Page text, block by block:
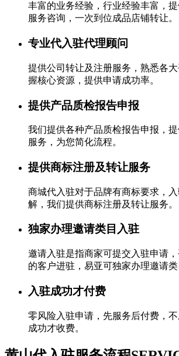
丰富的业务经验，行业经验丰富，
服务咨询，一次到位成品店铺转让。
专业代入驻代理顾问
提供公司转让及注册服务，熟悉各
握核心资源，提供申请成功率。
提供产品质检报告申报
我们提供各种产品质检报告申报，
服务，为您简化流程。
提供商标注册及转让服务
商城代入驻对于品牌有商标要求，
解，我们提供商标注册及转让服务。
独家办理邀请类目入驻
邀请入驻是指商家可提交入驻申请
的客户进驻，易亚可独家办理邀请类
入驻成功才付费
零风险入驻申请，先服务后付费，
成功才收费。